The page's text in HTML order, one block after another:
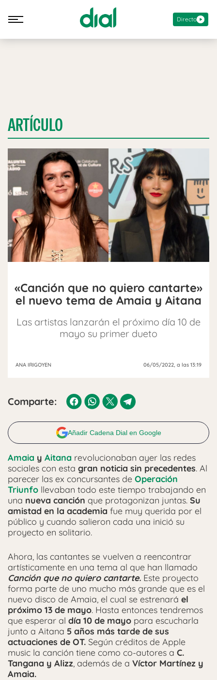
Directo
ARTÍCULO
«Canción que no quiero cantarte»
el nuevo tema de Amaia y Aitana
Las artistas lanzarán el próximo día 10 de
mayo su primer dueto
ANA IRIGOYEN 06/05/2022, a las 13:19
Comparte:
Añadir Cadena Dial en Google
Amaia y Aitana revolucionaban ayer las redes
sociales con esta gran noticia sin precedentes. Al
parecer las ex concursantes de Operación
Triunfo llevaban todo este tiempo trabajando en
una nueva canción que protagonizan juntas. Su
amistad en la academia fue muy querida por el
público y cuando salieron cada una inició su
proyecto en solitario.
Ahora, las cantantes se vuelven a reencontrar
artísticamente en una tema al que han llamado
Canción que no quiero cantarte. Este proyecto
forma parte de uno mucho más grande que es el
nuevo disco de Amaia, el cual se estrenará el
próximo 13 de mayo. Hasta entonces tendremos
que esperar al día 10 de mayo para escucharla
junto a Aitana 5 años más tarde de sus
actuaciones de OT. Según créditos de Apple
music la canción tiene como co-autores a C.
Tangana y Alizz, además de a Víctor Martínez y
Amaia.